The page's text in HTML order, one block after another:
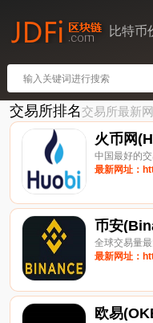
比特币
交易所排名交易所最新
火币网
中国最好的
最新网址：
币安
全球交易量
最新网址：
欧易